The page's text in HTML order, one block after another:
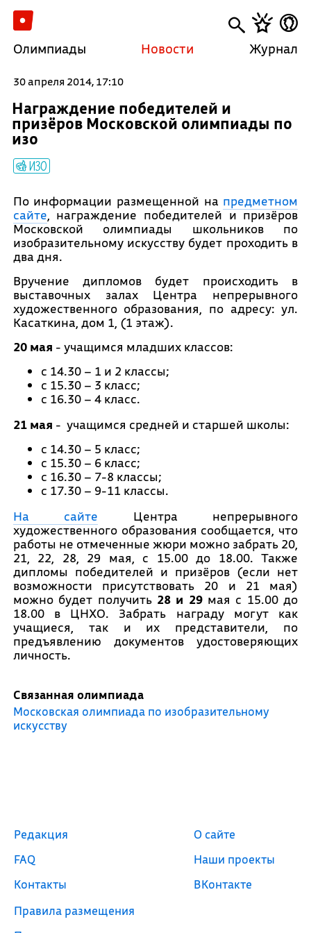
Олимпиады Новости Журнал
30 апреля 2014, 17:10
Награждение победителей и
призёров Московской олимпиады по
изо
ИЗО
По информации размещенной на предметном
сайте, награждение победителей и призёров
Московской олимпиады школьников по
изобразительному искусству будет проходить в
два дня.
Вручение дипломов будет происходить в
выставочных залах Центра непрерывного
художественного образования, по адресу: ул.
Касаткина, дом 1, (1 этаж).
20 мая - учащимся младших классов:
с 14.30 – 1 и 2 классы;
с 15.30 – 3 класс;
с 16.30 – 4 класс.
21 мая - учащимся средней и старшей школы:
с 14.30 – 5 класс;
с 15.30 – 6 класс;
с 16.30 – 7-8 классы;
с 17.30 – 9-11 классы.
На сайте Центра непрерывного
художественного образования сообщается, что
работы не отмеченные жюри можно забрать 20,
21, 22, 28, 29 мая, с 15.00 до 18.00. Также
дипломы победителей и призёров (если нет
возможности присутствовать 20 и 21 мая)
можно будет получить 28 и 29мая с 15.00 до
18.00 в ЦНХО. Забрать награду могут как
учащиеся, так и их представители, по
предъявлению документов удостоверяющих
личность.
Связанная олимпиада
Московская олимпиада по изобразительному
искусству
Редакция
FAQ
Контакты
Правила размещения
О сайте
Наши проекты
ВКонтакте